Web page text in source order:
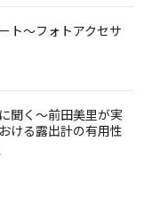
ト～フォトアクセサ
聞く～前田美里が実
ける露出計の有用性